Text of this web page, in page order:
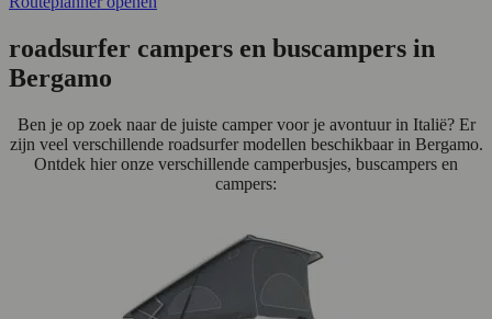
roadsurfer campers en buscampers in
Bergamo
Ben je op zoek naar de juiste camper voor je avontuur in Italië? Er
zijn veel verschillende roadsurfer modellen beschikbaar in Bergamo.
Ontdek hier onze verschillende camperbusjes, buscampers en
campers: